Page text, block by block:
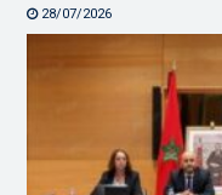
28/07/2026